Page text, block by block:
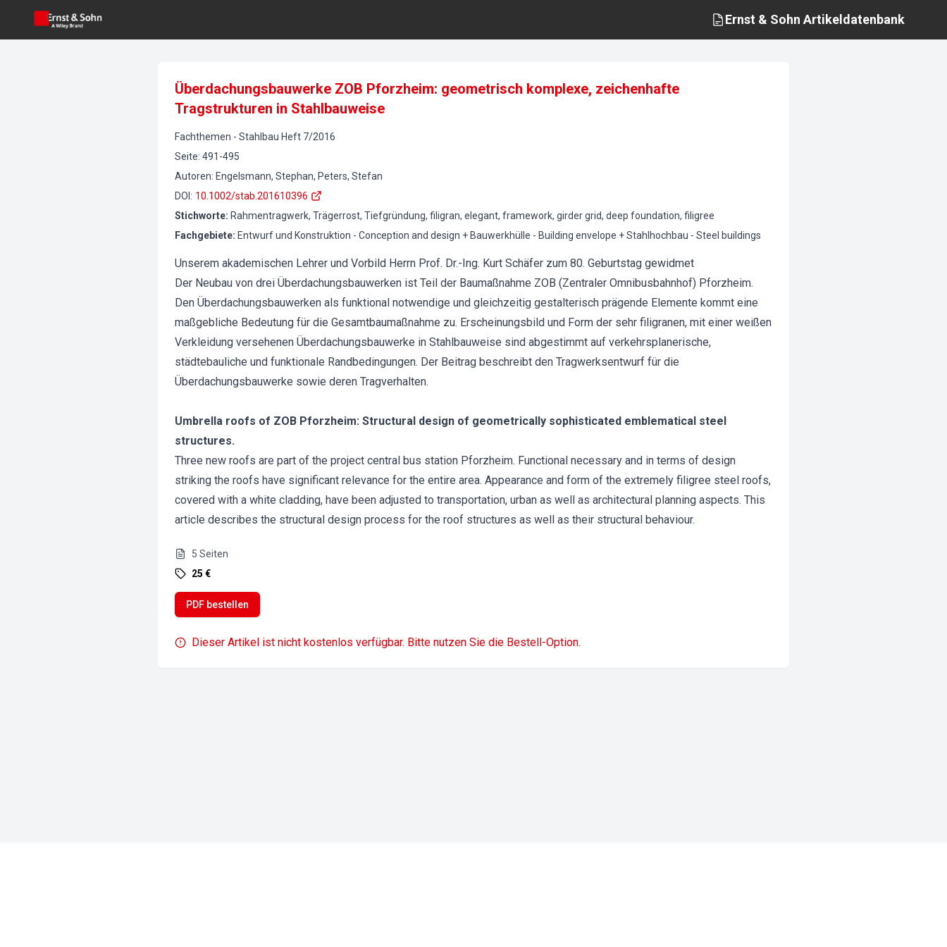
Ernst & Sohn Artikeldatenbank
Überdachungsbauwerke ZOB Pforzheim: geometrisch komplexe, zeichenhafte
Tragstrukturen in Stahlbauweise
Fachthemen - Stahlbau Heft 7/2016
Seite: 491-495
Autoren: Engelsmann, Stephan, Peters, Stefan
DOI : 10.1002/stab.201610396
Stichworte: Rahmentragwerk, Trägerrost, Tiefgründung, filigran, elegant, framework, girder grid, deep foundation, filigree
Fachgebiete: Entwurf und Konstruktion - Conception and design + Bauwerkhülle - Building envelope + Stahlhochbau - Steel buildings
Unserem akademischen Lehrer und Vorbild Herrn Prof. Dr.-Ing. Kurt Schäfer zum 80. Geburtstag gewidmet
Der Neubau von drei Überdachungsbauwerken ist Teil der Baumaßnahme ZOB (Zentraler Omnibusbahnhof) Pforzheim.
Den Überdachungsbauwerken als funktional notwendige und gleichzeitig gestalterisch prägende Elemente kommt eine
maßgebliche Bedeutung für die Gesamtbaumaßnahme zu. Erscheinungsbild und Form der sehr filigranen, mit einer weißen
Verkleidung versehenen Überdachungsbauwerke in Stahlbauweise sind abgestimmt auf verkehrsplanerische,
städtebauliche und funktionale Randbedingungen. Der Beitrag beschreibt den Tragwerksentwurf für die
Überdachungsbauwerke sowie deren Tragverhalten.
Umbrella roofs of ZOB Pforzheim: Structural design of geometrically sophisticated emblematical steel
structures.
Three new roofs are part of the project central bus station Pforzheim. Functional necessary and in terms of design
striking the roofs have significant relevance for the entire area. Appearance and form of the extremely filigree steel roofs,
covered with a white cladding, have been adjusted to transportation, urban as well as architectural planning aspects. This
article describes the structural design process for the roof structures as well as their structural behaviour.
5 Seiten
25 €
PDF bestellen
Dieser Artikel ist nicht kostenlos verfügbar. Bitte nutzen Sie die Bestell-Option.